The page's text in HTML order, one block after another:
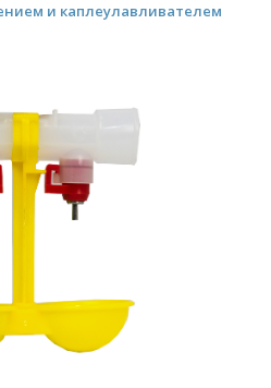
и каплеулавливателем